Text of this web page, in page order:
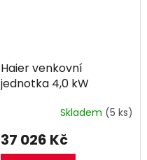
Haier venkovní
jednotka 4,0 kW
Skladem (5 ks)
37 026 Kč